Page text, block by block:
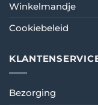
Winkelmandje
Cookiebeleid
Bezorging